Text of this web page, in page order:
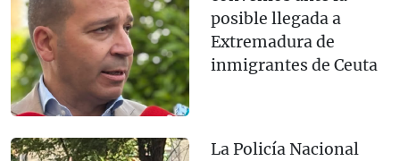
posible llegada a
Extremadura de
inmigrantes de Ceuta
La Policía Nacional